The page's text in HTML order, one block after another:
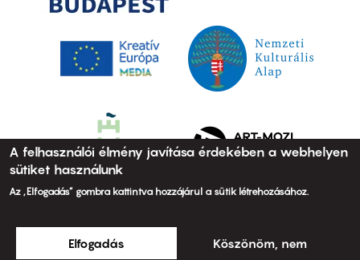
A felhasználói élmény javítása érdekében a webhelyen
sütiket használunk
Az „Elfogadás” gombra kattintva hozzájárul a sütik létrehozásához.
Elfogadás Köszönöm, nem